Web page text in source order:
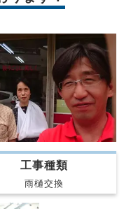
工事種類
雨樋交換